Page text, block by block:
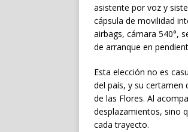
asistente por voz y
cápsula de movilidad
airbags, cámara 540°,
de arranque en
Esta elección no es
del país, y su certamen
de las Flores. Al
desplazamientos, sino
cada trayecto.